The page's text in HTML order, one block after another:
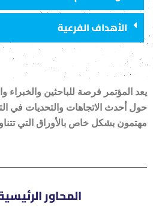
الأهداف الفرعية
يعد المؤتمر فرصة للباحثين
حول أحدث الاتجاهات والتحديات في
مهتمون بشكل خاص بالأوراق التي
المحاور